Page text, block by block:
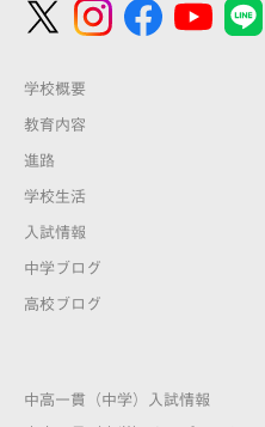
学校概要
教育内容
進路
学校生活
入試情報
中学ブログ
高校ブログ
中高一貫（中学）入試情報